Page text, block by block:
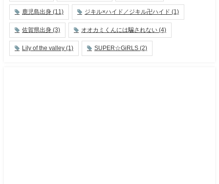
鹿児島出身 (11) ジキル×ハイド／ジキル卍ハイド (1)
佐賀県出身 (3) オオカミくんには騙されない (4)
Lily of the valley (1) SUPER☆GiRLS (2)